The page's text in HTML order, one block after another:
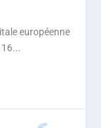
européenne